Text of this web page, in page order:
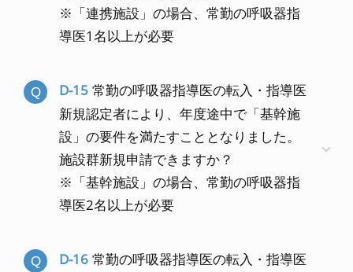
※「連携施設」の場合、常勤の呼吸器指
導医1名以上が必要
D-15 常勤の呼吸器指導医の転入・指導医
新規認定者により、年度途中で「基幹施
設」の要件を満たすこととなりました。
施設群新規申請できますか？
※「基幹施設」の場合、常勤の呼吸器指
導医2名以上が必要
D-16 常勤の呼吸器指導医の転入・指導医